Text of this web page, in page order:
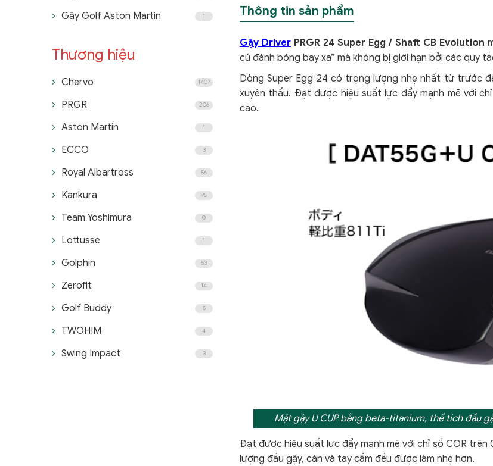
Thông tin sản phẩm
Gậy DriverPRGR 24 Super Egg / Shaft CB Evolution
cú đánh bóng bay xa” mà không bị giới hạn bởi các quy
Dòng Super Egg 24 có trọng lượng nhẹ nhất từ trước
xuyên thấu. Đạt được hiệu suất lực đẩy mạnh mẽ với
cao.
Mặt gậy U CUP bằng beta-titanium, thể tích đầu
Đạt được hiệu suất lực đẩy mạnh mẽ với chỉ số COR
lượng đầu gậy, cán và tay cầm đều được làm nhẹ hơn.
Gậy Golf Aston Martin 1
Thương hiệu
Chervo 1407
PRGR 206
Aston Martin 1
ECCO 3
Royal Albartross 56
Kankura 95
Team Yoshimura 0
Lottusse 1
Golphin 53
Zerofit 14
Golf Buddy 5
TWOHIM 4
Swing Impact 3